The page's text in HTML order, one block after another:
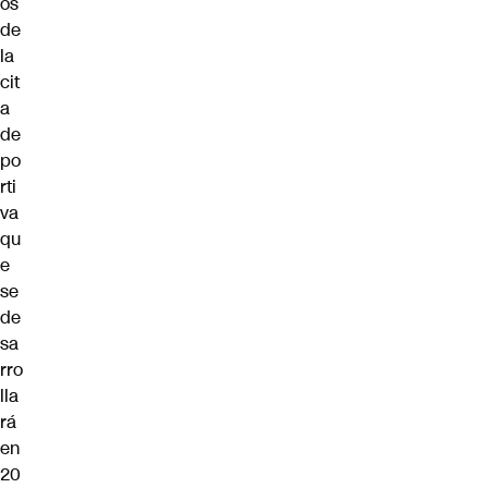
de
la
cit
a
de
po
rti
va
qu
e
se
de
sa
rro
lla
rá
en
20